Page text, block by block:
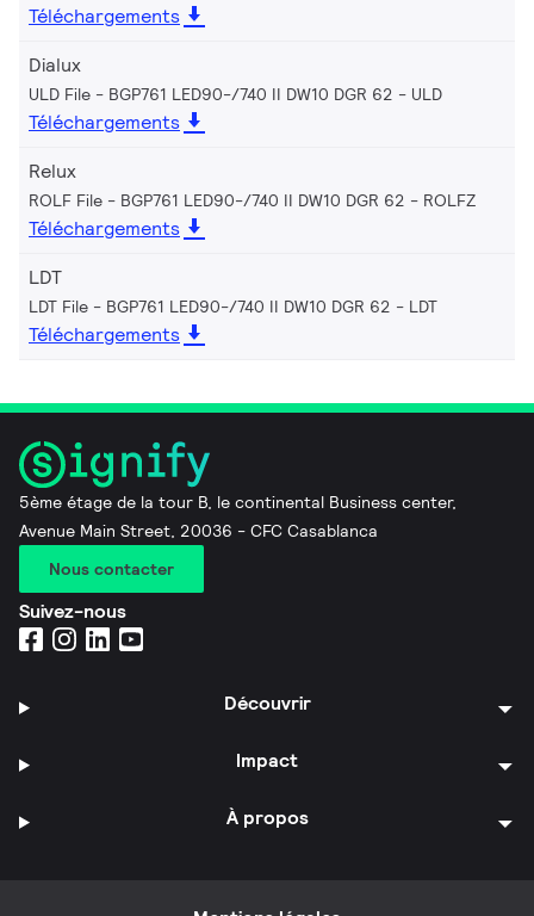
Téléchargements
Dialux
ULD File - BGP761 LED90-/740 II DW10 DGR 62 ULD
Téléchargements
Relux
ROLF File - BGP761 LED90-/740 II DW10 DGR 62 ROLFZ
Téléchargements
LDT
LDT File - BGP761 LED90-/740 II DW10 DGR 62 LDT
Téléchargements
5ème étage de la tour B, le continental Business center,
Avenue Main Street, 20036 - CFC Casablanca
Nous contacter
Suivez-nous
Découvrir
Impact
À propos